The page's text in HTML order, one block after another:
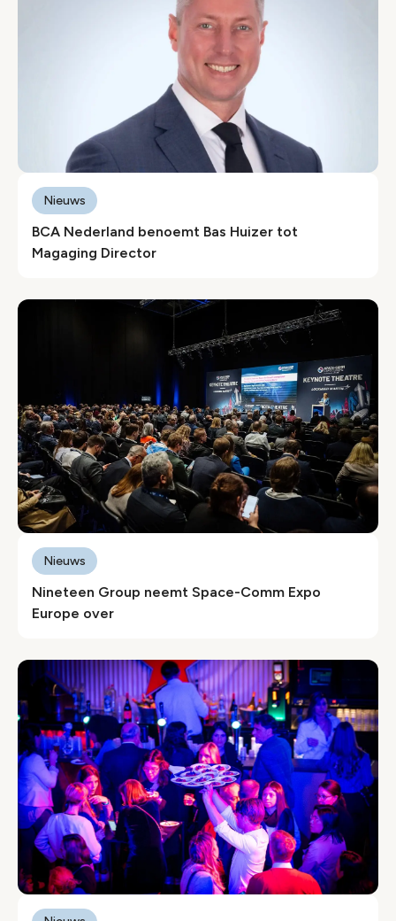
BCA Nederland benoemt Bas Huizer tot
Magaging Director
Nieuws
Nineteen Group neemt Space-Comm Expo
Europe over
Nieuws